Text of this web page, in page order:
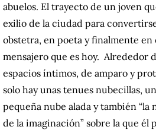
abuelos. El trayecto de un joven
exilio de la ciudad para
obstetra, en poeta y finalmente en
mensajero que es hoy. Alrededor
espacios íntimos, de amparo y
solo hay unas tenues nubecillas,
pequeña nube alada y también “la
de la imaginación” sobre la que él